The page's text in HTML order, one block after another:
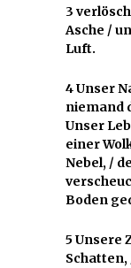
3
Asche /
Luft.
4 Unser
niemand
Unser
einer
Nebel, /
Boden
5 Unsere
Schatten,